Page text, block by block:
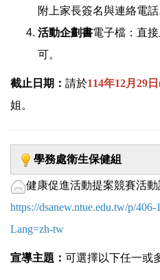
附上家長簽名與連絡電話
活動企劃書電子檔：直
可。
截止日期： 請於114年12月29
姐。
學務處衛生保健組
健康促進活動提案競賽活動
https://dsanew.ntue.edu.tw/p/
Lang=zh-tw
宣導主題： 可選擇以下任一或